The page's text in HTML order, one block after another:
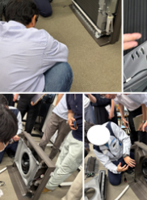
18:00 水曜休
性
プ